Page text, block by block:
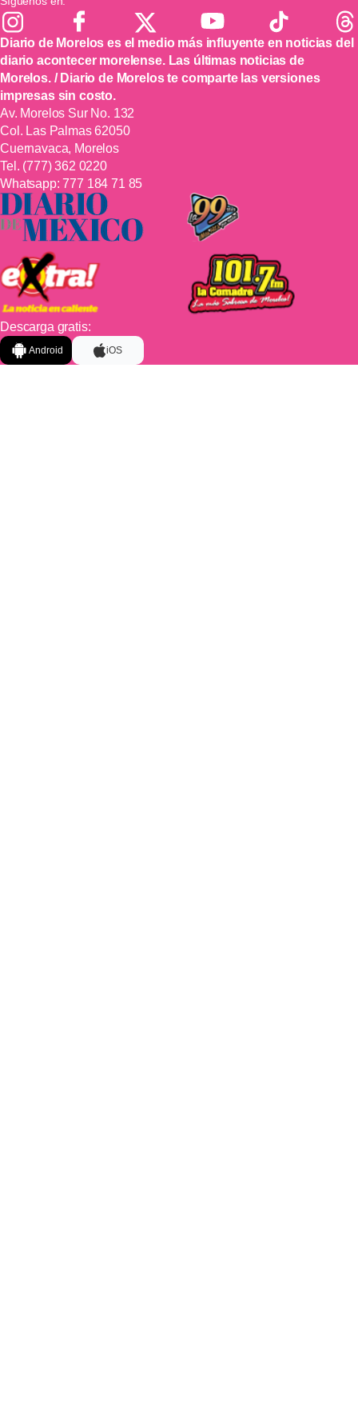
Diario de Morelos es el medio más influyente en noticias del
diario acontecer morelense. Las últimas noticias de
Morelos. / Diario de Morelos te comparte las versiones
impresas sin costo.
Av. Morelos Sur No. 132
Col. Las Palmas 62050
Cuernavaca, Morelos
Tel. (777) 362 0220
Whatsapp:777 184 71 85
Descarga gratis:
Android iOS